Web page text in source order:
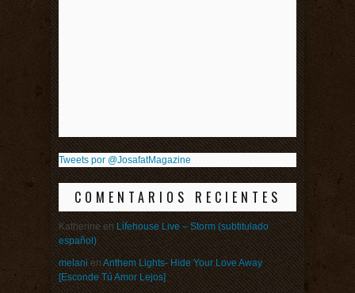
Tweets por @JosafatMagazine
COMENTARIOS RECIENTES
KatherineenLifehouse Live – Storm (subtitulado
español)
melanienAnthem Lights- Hide Your Love Away
[Esconde Tú Amor Lejos]